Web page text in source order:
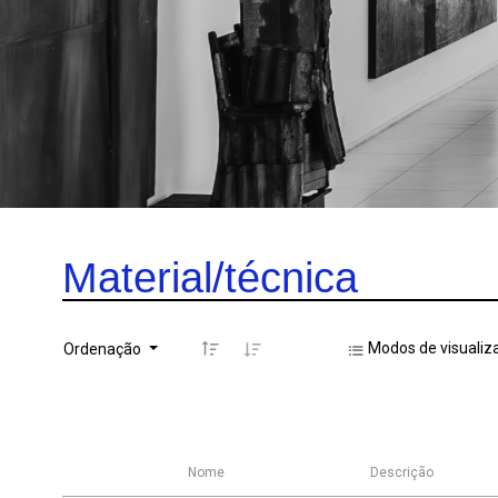
Material/técnica
Ordenação Modos de
Nome Descrição